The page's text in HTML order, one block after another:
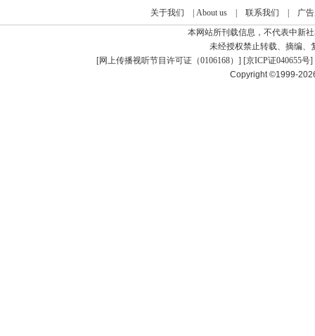
关于我们 About us| 联系我们
广
本网站所刊载信息，不代表中新
未经授权禁止转载、摘编、
[网上传播视听节目许可证（0106168） ] [京ICP证040655号]
Copyright ©1999-